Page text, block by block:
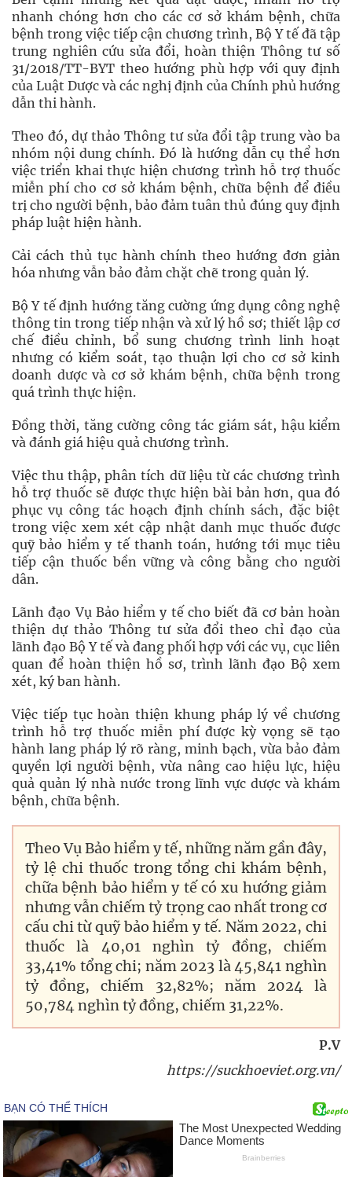
nhanh chóng hơn cho các cơ sở khám bệnh, chữa
bệnh trong việc tiếp cận chương trình, Bộ Y tế đã tập
trung nghiên cứu sửa đổi, hoàn thiện Thông tư số
31/2018/TT-BYT theo hướng phù hợp với quy định
của Luật Dược và các nghị định của Chính phủ hướng
dẫn thi hành.
Theo đó, dự thảo Thông tư sửa đổi tập trung vào ba
nhóm nội dung chính. Đó là hướng dẫn cụ thể hơn
việc triển khai thực hiện chương trình hỗ trợ thuốc
miễn phí cho cơ sở khám bệnh, chữa bệnh để điều
trị cho người bệnh, bảo đảm tuân thủ đúng quy định
pháp luật hiện hành.
Cải cách thủ tục hành chính theo hướng đơn giản
hóa nhưng vẫn bảo đảm chặt chẽ trong quản lý.
Bộ Y tế định hướng tăng cường ứng dụng công nghệ
thông tin trong tiếp nhận và xử lý hồ sơ; thiết lập cơ
chế điều chỉnh, bổ sung chương trình linh hoạt
nhưng có kiểm soát, tạo thuận lợi cho cơ sở kinh
doanh dược và cơ sở khám bệnh, chữa bệnh trong
quá trình thực hiện.
Đồng thời, tăng cường công tác giám sát, hậu kiểm
và đánh giá hiệu quả chương trình.
Việc thu thập, phân tích dữ liệu từ các chương trình
hỗ trợ thuốc sẽ được thực hiện bài bản hơn, qua đó
phục vụ công tác hoạch định chính sách, đặc biệt
trong việc xem xét cập nhật danh mục thuốc được
quỹ bảo hiểm y tế thanh toán, hướng tới mục tiêu
tiếp cận thuốc bền vững và công bằng cho người
dân.
Lãnh đạo Vụ Bảo hiểm y tế cho biết đã cơ bản hoàn
thiện dự thảo Thông tư sửa đổi theo chỉ đạo của
lãnh đạo Bộ Y tế và đang phối hợp với các vụ, cục liên
quan để hoàn thiện hồ sơ, trình lãnh đạo Bộ xem
xét, ký ban hành.
Việc tiếp tục hoàn thiện khung pháp lý về chương
trình hỗ trợ thuốc miễn phí được kỳ vọng sẽ tạo
hành lang pháp lý rõ ràng, minh bạch, vừa bảo đảm
quyền lợi người bệnh, vừa nâng cao hiệu lực, hiệu
quả quản lý nhà nước trong lĩnh vực dược và khám
bệnh, chữa bệnh.
Theo Vụ Bảo hiểm y tế, những năm gần đây,
tỷ lệ chi thuốc trong tổng chi khám bệnh,
chữa bệnh bảo hiểm y tế có xu hướng giảm
nhưng vẫn chiếm tỷ trọng cao nhất trong cơ
cấu chi từ quỹ bảo hiểm y tế. Năm 2022, chi
thuốc là 40,01 nghìn tỷ đồng, chiếm
33,41% tổng chi; năm 2023 là 45,841 nghìn
tỷ đồng, chiếm 32,82%; năm 2024 là
50,784 nghìn tỷ đồng, chiếm 31,22%.
P.V
https://suckhoeviet.org.vn/